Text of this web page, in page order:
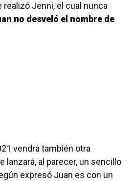
realizó Jenni, el cual nunca
no desveló el nombre de
vendrá también otra
lanzará, al parecer, un sencillo
expresó Juan es con un